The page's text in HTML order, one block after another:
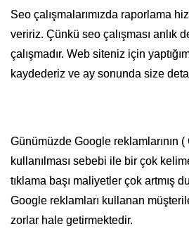
Seo çalışmalarımızda raporlama
veririz. Çünkü seo çalışması anlık
çalışmadır. Web siteniz için
kaydederiz ve ay sonunda size
Günümüzde Google reklamlarının
kullanılması sebebi ile bir çok
tıklama başı maliyetler çok artmış
Google reklamları kullanan
zorlar hale getirmektedir.